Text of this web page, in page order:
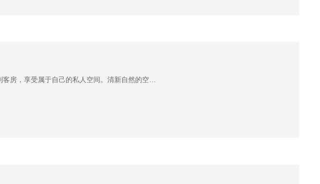
房，享受属于自己的私人空间。清新自然的空…